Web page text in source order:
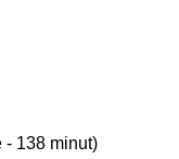
- 138 minut)